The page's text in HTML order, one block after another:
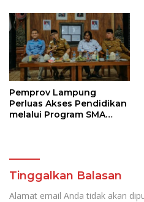
Pemprov Lampung
Perluas Akses Pendidikan
melalui Program SMA
Tinggalkan Balasan
Alamat email Anda tidak akan